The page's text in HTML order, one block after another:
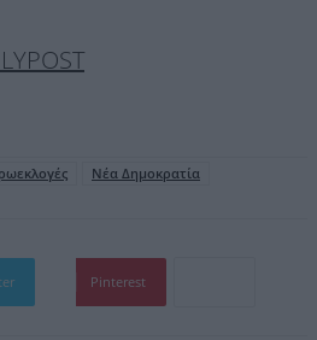
Νέα Δημοκρατία
Pinterest